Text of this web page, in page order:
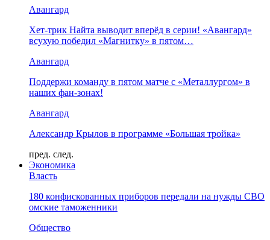
Авангард
Хет-трик Найта выводит вперёд в серии! «Авангард»
всухую победил «Магнитку» в пятом…
Авангард
Поддержи команду в пятом матче с «Металлургом» в
наших фан-зонах!
Авангард
Александр Крылов в программе «Большая тройка»
пред. след.
Экономика
Власть
180 конфискованных приборов передали на нужды СВО
омские таможенники
Общество